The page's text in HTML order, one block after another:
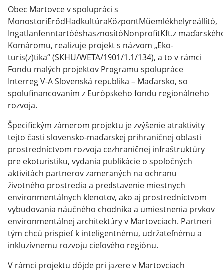
Obec Martovce v spolupráci s
MonostoriErődHadkultúraKözpontMűemlékhelyreállító,
IngatlanfenntartóéshasznosítóNonprofitKft.z
Komáromu, realizuje projekt s názvom „Eko-
turis(z)tika“ (SKHU/WETA/1901/1.1/134), a to v rámci
Fondu malých projektov Programu spolupráce
Interreg V-A Slovenská republika – Maďarsko, so
spolufinancovaním z Európskeho fondu regionálneho
rozvoja.
Špecifickým zámerom projektu je zvýšenie atraktivity
tejto časti slovensko-maďarskej prihraničnej oblasti
prostredníctvom rozvoja cezhraničnej infraštruktúry
pre ekoturistiku, vydania publikácie o spoločných
aktivitách partnerov zameraných na ochranu
životného prostredia a predstavenie miestnych
environmentálnych klenotov, ako aj prostredníctvom
vybudovania náučného chodníka a umiestnenia prvkov
environmentálnej architektúry v Martovciach. Partneri
tým chcú prispieť k inteligentnému, udržateľnému a
inkluzívnemu rozvoju cieľového regiónu.
V rámci projektu dôjde pri jazere v Martovciach